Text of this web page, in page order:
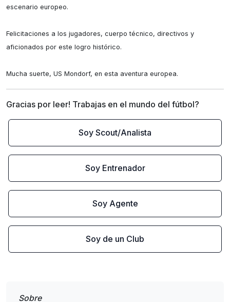
escenario europeo.
Felicitaciones a los jugadores, cuerpo técnico, directivos y
aficionados por este logro histórico.
Mucha suerte, US Mondorf, en esta aventura europea.
Gracias por leer! Trabajas en el mundo del fútbol?
Soy Scout/Analista
Soy Entrenador
Soy Agente
Soy de un Club
Sobre